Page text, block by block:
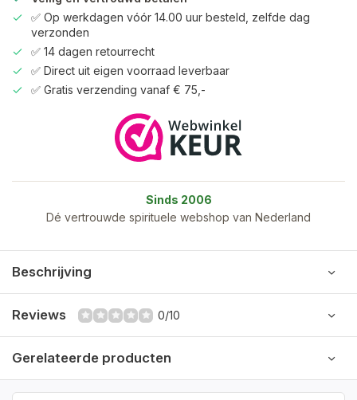
✅ Op werkdagen vóór 14.00 uur besteld, zelfde dag
verzonden
✅ 14 dagen retourrecht
✅ Direct uit eigen voorraad leverbaar
✅ Gratis verzending vanaf € 75,-
Sinds 2006
Dé vertrouwde spirituele webshop van Nederland
Beschrijving
Reviews 0/10
Gerelateerde producten